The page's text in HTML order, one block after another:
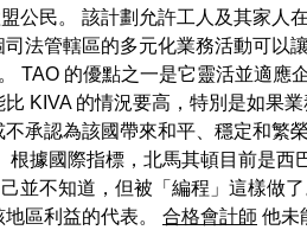
公民。 該計劃允許工人及其家人
法管轄區的多元化業務活動可
TAO 的優點之一是它靈活並適
KIVA 的情況要高，特別是如果
承認為該國帶來和平、穩定和繁
據國際指標，北馬其頓目前是
並不知道，但被「編程」這樣做
區利益的代表。 合格會計師 他未